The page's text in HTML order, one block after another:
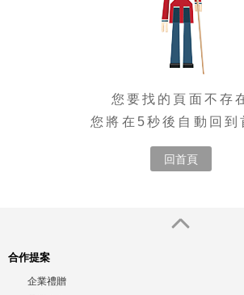
您要找的頁面不存
您將在5秒後自動回到
回首頁
合作提案
企業禮贈